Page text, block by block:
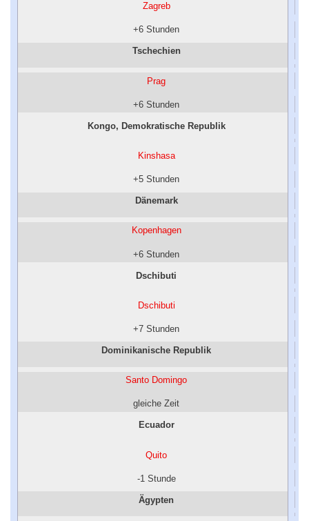
Zagreb
+6 Stunden
Tschechien
Prag
+6 Stunden
Kongo, Demokratische Republik
Kinshasa
+5 Stunden
Dänemark
Kopenhagen
+6 Stunden
Dschibuti
Dschibuti
+7 Stunden
Dominikanische Republik
Santo Domingo
gleiche Zeit
Ecuador
Quito
-1 Stunde
Ägypten